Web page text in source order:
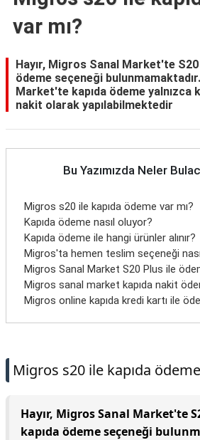
Oyun
Yaşam
Hukuk
Blog
var mı?
Hayır, Migros Sanal Market'te
ödeme seçeneği
Market'te kapıda ödeme yalnızca
nakit olarak yapılabilmektedir
Bu Yazımızda Neler
Migros s20 ile kapıda ödeme var mı?
Kapıda ödeme nasıl oluyor?
Kapıda ödeme ile hangi ürünler alınır?
Migros'ta hemen teslim seçeneği nasıl
Migros Sanal Market S20 Plus ile
Migros sanal market kapıda nakit
Migros online kapıda kredi kartı ile
Migros s20 ile kapıda
Hayır, Migros Sanal Market'te
kapıda ödeme seçeneği